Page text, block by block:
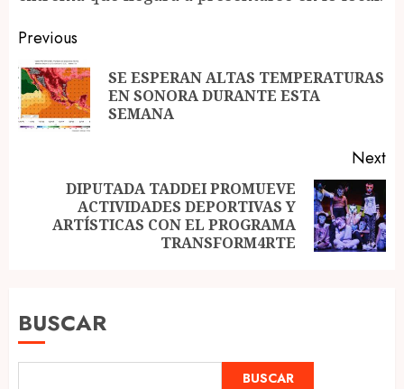
Post
navigation
Previous
SE ESPERAN ALTAS TEMPERATURAS
EN SONORA DURANTE ESTA
SEMANA
Next
post:
DIPUTADA TADDEI PROMUEVE
ACTIVIDADES DEPORTIVAS Y
ARTÍSTICAS CON EL PROGRAMA
TRANSFORM4RTE
BUSCAR
BUSCAR